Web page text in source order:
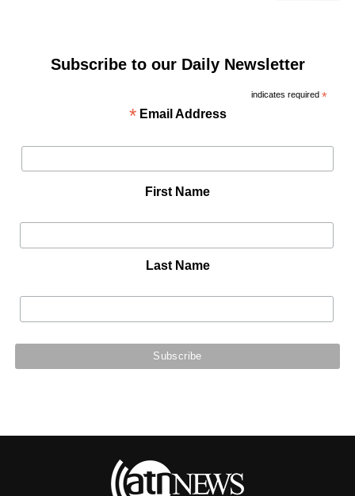
Subscribe to our Daily Newsletter
*
indicates required
Email Address
*
First Name
Last Name